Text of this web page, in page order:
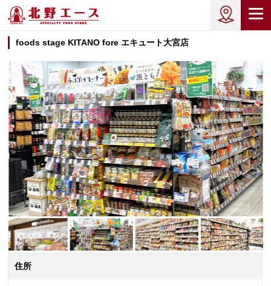
foods stage KITANO fore エキュート大宮店
住所